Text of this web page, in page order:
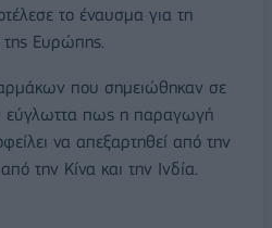
το έναυσμα για τη
της Ευρώπης.
που σημειώθηκαν σε
εύγλωττα πως η παραγωγή
να απεξαρτηθεί από την
την Κίνα και την Ινδία.